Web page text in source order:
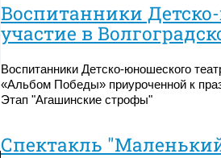
Воспитанники
участие в
Воспитанники Детско-юношеского
«Альбом Победы» приуроченной к
Этап "Агашинские строфы"
Спектакль